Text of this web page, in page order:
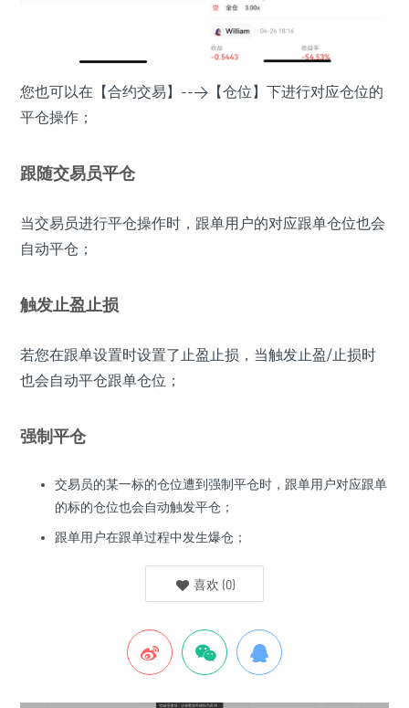
您也可以在【合约交易】-->【仓位】下进行对应仓位的
平仓操作；
跟随交易员平仓
当交易员进行平仓操作时，跟单用户的对应跟单仓位也会
自动平仓；
触发止盈止损
若您在跟单设置时设置了止盈止损，当触发止盈/止损时
也会自动平仓跟单仓位；
强制平仓
交易员的某一标的仓位遭到强制平仓时，跟单用户对应跟单
的标的仓位也会自动触发平仓；
跟单用户在跟单过程中发生爆仓；
喜欢 (0)